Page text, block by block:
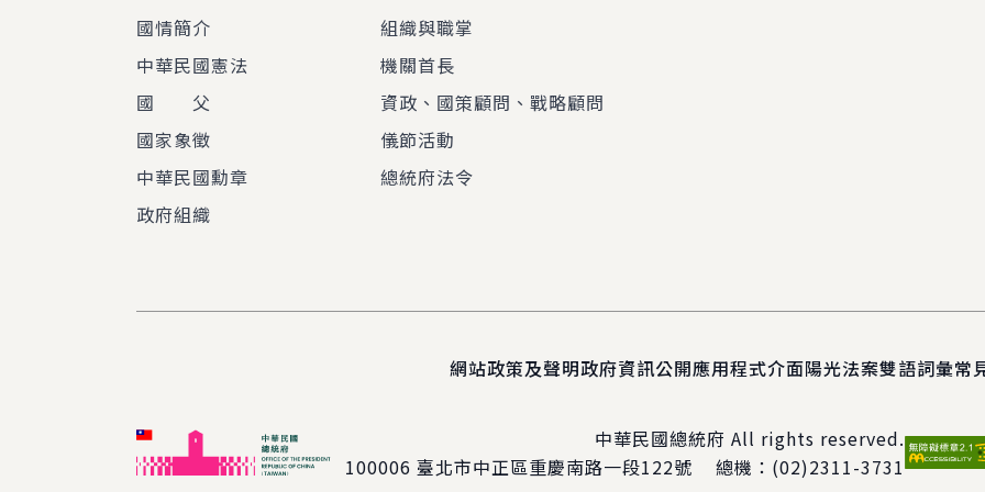
國情簡介
中華民國憲法
國 父
國家象徵
中華民國勳章
政府組織
組織與職掌
機關首長
資政、國策顧問、戰略顧問
儀節活動
總統府法令
網站政策及聲明政府資訊公開應用程式介面陽光法案雙語詞彙常
中華民國總統府 All rights reserved.
100006 臺北市中正區重慶南路一段122號 總機： (02)2311-3731